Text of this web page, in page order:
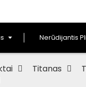
Nerūdijantis
Titanas